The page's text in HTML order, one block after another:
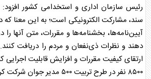
رئیس سازمان اداری و استخدامی کشور
سند، مشارکت الکترونیکی است؛ به این معنا که
آیین‌نامه‌ها، بخشنامه‌ها و مقررات، متن آنها
دهند و نظرات ذی‌نفعان و مردم را دریافت
ارتقای کیفیت مقررات و افزایش قابلیت
۸۵۰۰ نفر در طرح تربیت ۵۰۰ مدیر جوان شرکت کردند